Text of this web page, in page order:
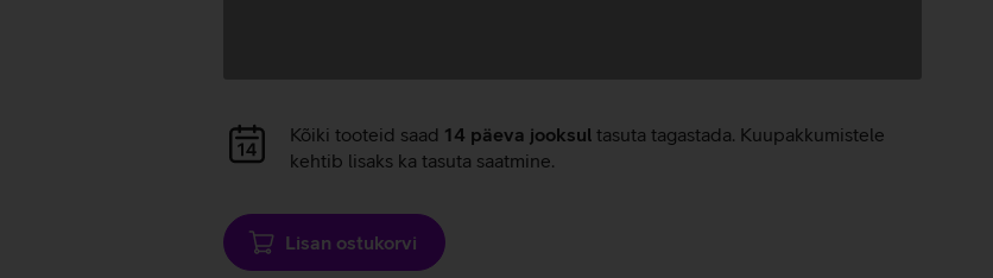
Andmete
laadimine
Kõiki tooteid saad 14 päeva jooksul tasuta tagastada. Kuupakkumistele
kehtib lisaks ka tasuta saatmine.
Lisan ostukorvi